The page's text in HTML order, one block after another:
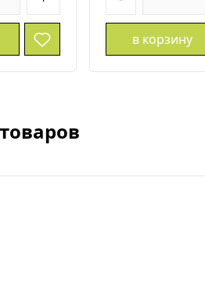
в корзину